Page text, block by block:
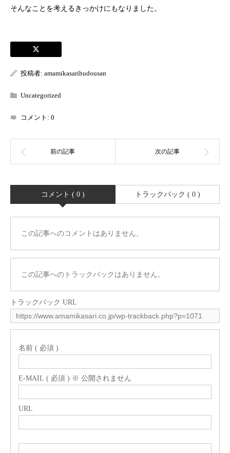
そんなことを考えるきっかけにもなりました。
投稿者: amamikasarihudousan
Uncategorized
コメント: 0
コメント ( 0 ) トラックバック ( 0 )
この記事へのコメントはありません。
この記事へのトラックバックはありません。
トラックバック URL
名前 ( 必須 )
E-MAIL ( 必須 ) ※ 公開されません
URL